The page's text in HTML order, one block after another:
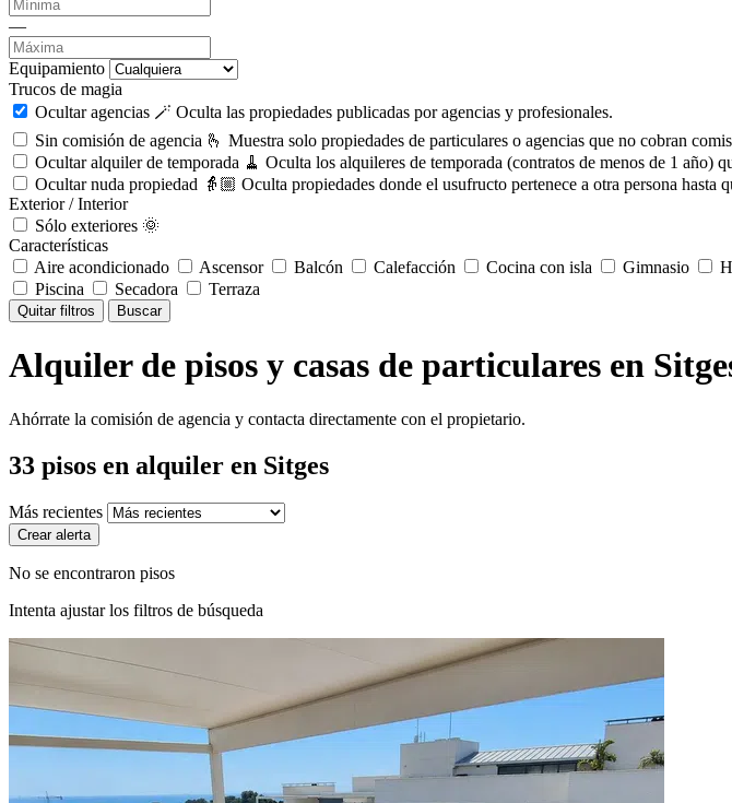
—
Equipamiento
Trucos de magia
Ocultar agencias 🪄 Oculta las propiedades publicadas por agencias y profesionales.
Sin comisión de agencia 🫰 Muestra solo propiedades de particulares o agencias que no cobran
Ocultar alquiler de temporada 🧹 Oculta los alquileres de temporada (contratos de menos de 1 año)
Ocultar nuda propiedad 👵🏼 Oculta propiedades donde el usufructo pertenece a otra persona hasta
Exterior / Interior
Sólo exteriores 🌞
Características
Aire acondicionado
Ascensor Balcón Calefacción Cocina con isla Gimnasio
Piscina
Secadora Terraza
Quitar filtros Buscar
Alquiler de pisos y casas de particulares en
Ahórrate la comisión de agencia y contacta directamente con el propietario.
33 pisos en alquiler en Sitges
Más recientes
Crear alerta
No se encontraron pisos
Intenta ajustar los filtros de búsqueda